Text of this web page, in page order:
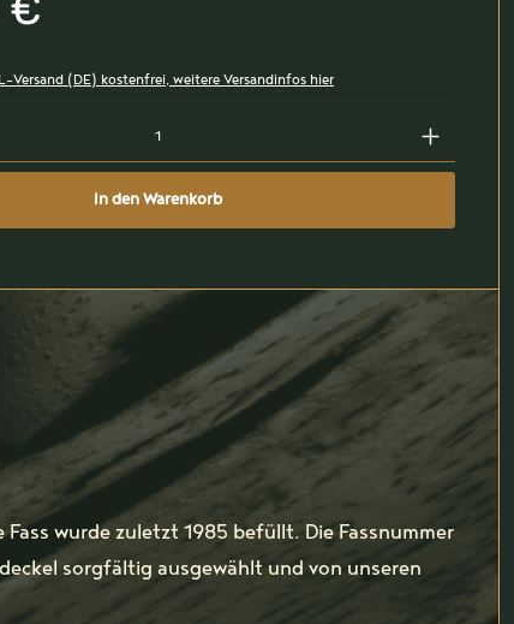
Versand (DE) kostenfrei, weitere Versandinfos hier
In den Warenkorb
wurde zuletzt 1985 befüllt. Die Fassnummer
sorgfältig ausgewählt und von unseren